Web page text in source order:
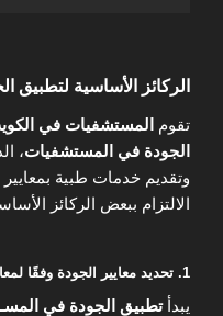
الركائز الأساسية
تقوم المستشفيات في
الجودة في المستشفيات،
وتقديم خدمات طبية
الالتزام ببعض الركائز
1. تحديد معايير الجودة وفقًا لمعايير الأيزو (ISO)
يبدأتطبيق الجودة في